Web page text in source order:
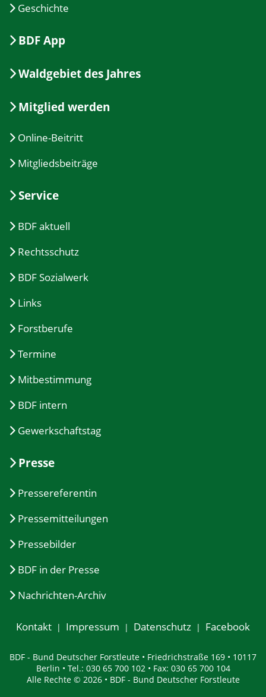
Geschichte
BDF App
Waldgebiet des Jahres
Mitglied werden
Online-Beitritt
Mitgliedsbeiträge
Service
BDF aktuell
Rechtsschutz
BDF Sozialwerk
Links
Forstberufe
Termine
Mitbestimmung
BDF intern
Gewerkschaftstag
Presse
Pressereferentin
Pressemitteilungen
Pressebilder
BDF in der Presse
Nachrichten-Archiv
Kontakt Impressum Datenschutz Facebook
BDF - Bund Deutscher Forstleute • Friedrichstraße 169 • 10117
Berlin • Tel.: 030 65 700 102 • Fax: 030 65 700 104
Alle Rechte © 2026 • BDF - Bund Deutscher Forstleute